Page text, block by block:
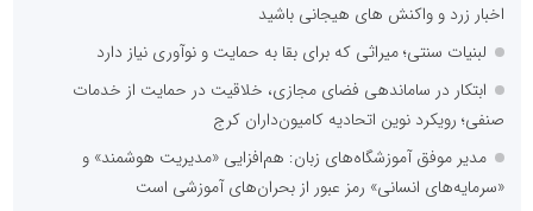
اخبار زرد و واکنش های هیجانی باشید
لبنیات سنتی؛ میراثی که برای بقا به حمایت و نوآوری نیاز دارد
ابتکار در ساماندهی فضای مجازی، خلاقیت در حمایت از خدمات
صنفی؛ رویکرد نوین اتحادیه کامیون‌داران کرج
مدیر موفق آموزشگاه‌های زبان: هم‌افزایی «مدیریت هوشمند» و
«سرمایه‌های انسانی» رمز عبور از بحران‌های آموزشی است